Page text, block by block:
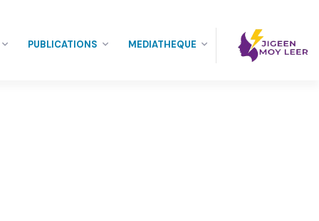
PUBLICATIONS MEDIATHEQUE